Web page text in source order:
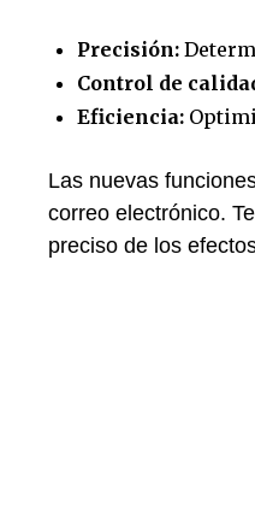
Precisión:
Control de
Eficiencia:
Las nuevas
correo electrónico.
preciso de los